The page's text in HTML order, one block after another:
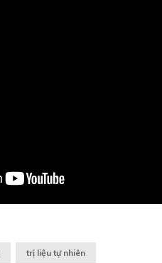
trị liệu tự nhiên